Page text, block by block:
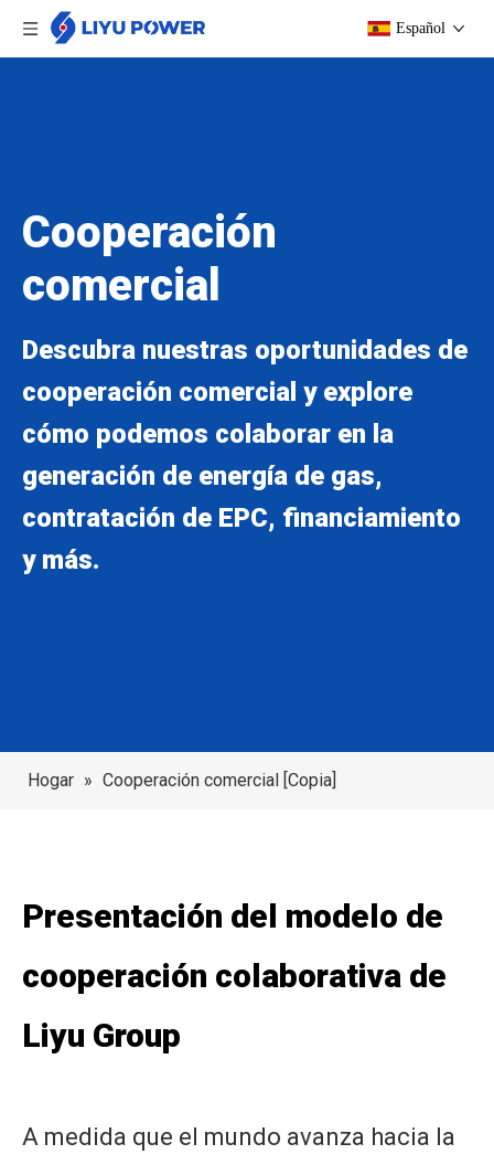
Español
Cooperación
comercial
Descubra nuestras oportunidades de
cooperación comercial y explore
cómo podemos colaborar en la
generación de energía de gas,
contratación de EPC, financiamiento
y más.
Hogar » Cooperación comercial [Copia]
Presentación del modelo de
cooperación colaborativa de
Liyu Group
A medida que el mundo avanza hacia la